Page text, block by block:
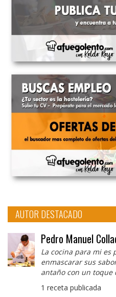
AUTOR DESTACADO
Pedro Manuel
La cocina para mi
enmascarar sus
antaño con un toque
1 receta publicada